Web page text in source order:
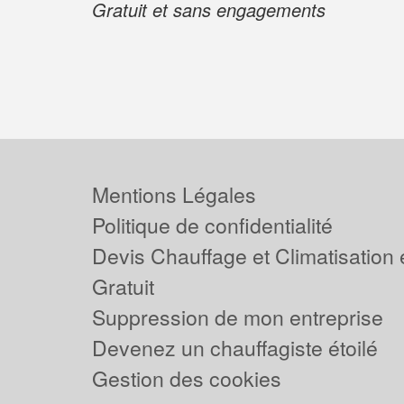
Gratuit et sans engagements
Mentions Légales
Politique de confidentialité
Devis Chauffage et Climatisation
Gratuit
Suppression de mon entreprise
Devenez un chauffagiste étoilé
Gestion des cookies